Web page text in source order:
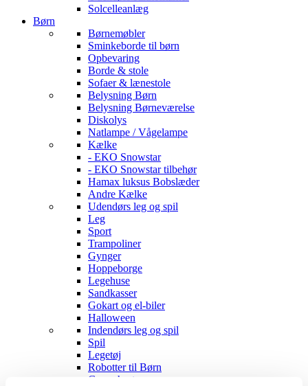
Solcelleanlæg
Børn
Børnemøbler
Sminkeborde til børn
Opbevaring
Borde & stole
Sofaer & lænestole
Belysning Børn
Belysning Børneværelse
Diskolys
Natlampe / Vågelampe
Kælke
- EKO Snowstar
- EKO Snowstar tilbehør
Hamax luksus Bobslæder
Andre Kælke
Udendørs leg og spil
Leg
Sport
Trampoliner
Gynger
Hoppeborge
Legehuse
Sandkasser
Gokart og el-biler
Halloween
Indendørs leg og spil
Spil
Legetøj
Robotter til Børn
Gyngeheste